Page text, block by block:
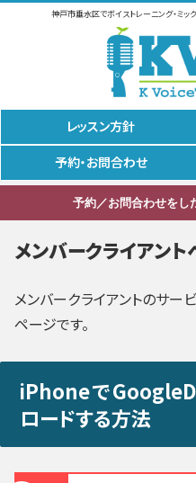
神戸市垂水区でボイストレーニング・ミッ
レッスン方針
予約・お問合わせ
予約／お問合わせをし
メンバークライアン
メンバークライアントのサー
ページです。
iPhoneで
ロードする方法